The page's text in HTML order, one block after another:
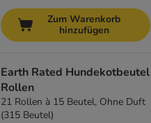
Zum Warenkorb
hinzufügen
Earth Rated Hundekotbeutel
Rollen
21 Rollen à 15 Beutel, Ohne Duft
(315 Beutel)